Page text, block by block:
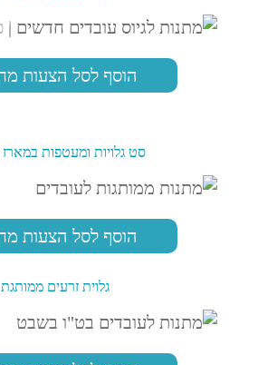
הוסף לסל הצעות
סט גלויות ומעטפות
הוסף לסל הצעות
גלוית זרעים ממותגת